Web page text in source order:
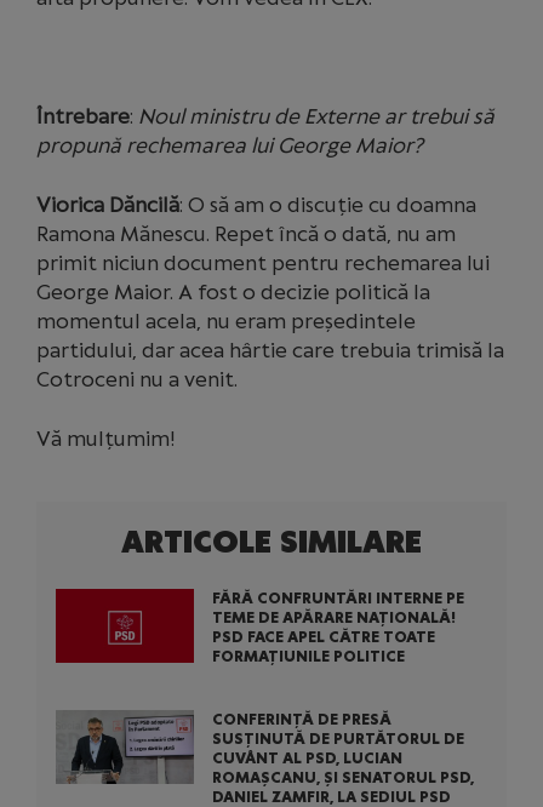
Întrebare: Noul ministru de Externe ar trebui să
propună rechemarea lui George Maior?
Viorica Dăncilă: O să am o discuție cu doamna
Ramona Mănescu. Repet încă o dată, nu am
primit niciun document pentru rechemarea lui
George Maior. A fost o decizie politică la
momentul acela, nu eram președintele
partidului, dar acea hârtie care trebuia trimisă la
Cotroceni nu a venit.
Vă mulțumim!
ARTICOLE SIMILARE
FĂRĂ CONFRUNTĂRI INTERNE PE
TEME DE APĂRARE NAȚIONALĂ!
PSD FACE APEL CĂTRE TOATE
FORMAȚIUNILE POLITICE
CONFERINȚĂ DE PRESĂ
SUSȚINUTĂ DE PURTĂTORUL DE
CUVÂNT AL PSD, LUCIAN
ROMAȘCANU, ȘI SENATORUL PSD,
DANIEL ZAMFIR, LA SEDIUL PSD